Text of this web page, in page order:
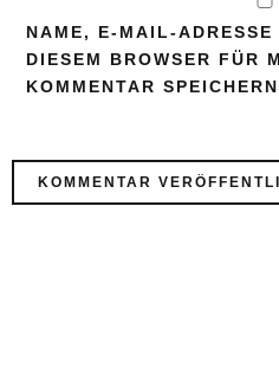
NAME, E-MAIL-ADRESSE
DIESEM BROWSER FÜR
KOMMENTAR